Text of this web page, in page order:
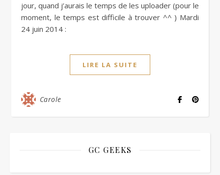
jour, quand j’aurais le temps de les uploader (pour le
moment, le temps est difficile à trouver ^^ ) Mardi
24 juin 2014 :
LIRE LA SUITE
Carole
GC GEEKS